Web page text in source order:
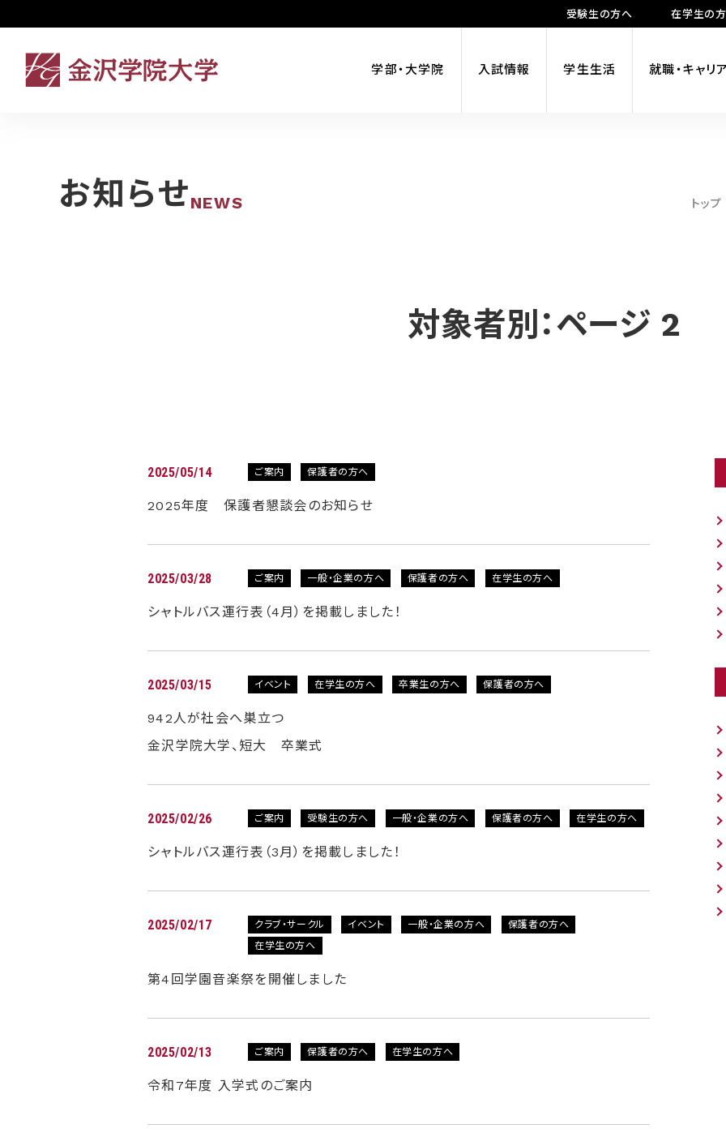
学部・大学院 入試情報 学生生活 就職・キャリ
受験生の方へ 在学生の
お知らせNEWS トップ
対象者別：ページ 2
2025/05/14 ご案内 保護者の方へ
2025年度 保護者懇談会のお知らせ
2025/03/28 ご案内 一般・企業の方へ 保護者の方へ 在学生の方へ
シャトルバス運行表（4月）を掲載しました！
2025/03/15 イベント 在学生の方へ 卒業生の方へ 保護者の方へ
942人が社会へ巣立つ
金沢学院大学、短大 卒業式
2025/02/26 ご案内 受験生の方へ 一般・企業の方へ 保護者の方へ 在学生の方へ
シャトルバス運行表（3月）を掲載しました！
2025/02/17 クラブ・サークル イベント 一般・企業の方へ
保護者の方へ
在学生の方へ
第4回学園音楽祭を開催しました
2025/02/13 ご案内 保護者の方へ 在学生の方へ
令和7年度 入学式のご案内